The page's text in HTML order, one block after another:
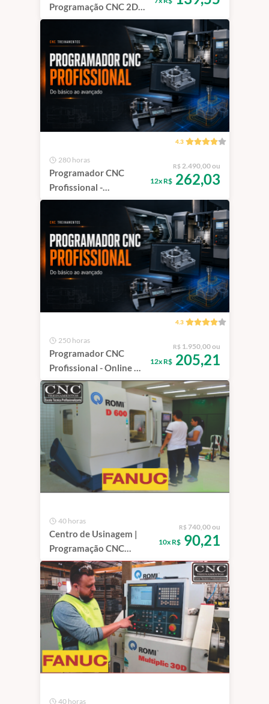
Programação CNC 2D
Avançada
4.3
280 horas
Programador CNC
Profissional -
Presencial
R$ 2.490,00 ou
12x R$262,03
4.3
250 horas
Programador CNC
Profissional - Online ao
Vivo
R$ 1.950,00 ou
12x R$205,21
40 horas
Centro de Usinagem |
Programação CNC
Comando Fanuc
R$ 740,00 ou
10x R$90,21
40 horas